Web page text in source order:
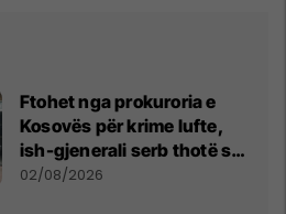
Ftohet nga prokuroria e
Kosovës për krime lufte,
ish-gjenerali serb thotë se
dikush e tradhtoi në
02/08/2026